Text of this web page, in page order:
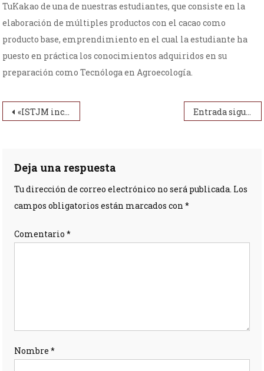
TuKakao de una de nuestras estudiantes, que consiste en la
elaboración de múltiples productos con el cacao como
producto base, emprendimiento en el cual la estudiante ha
puesto en práctica los conocimientos adquiridos en su
preparación como Tecnóloga en Agroecología.
Navegación de entradas
«ISTJM incorpora grupo de Guías Locales para cantones Zamora y Yatzaza en Zamora Chinchipe» Entrada siguiente
Deja una respuesta
Tu dirección de correo electrónico no será publicada. Los
campos obligatorios están marcados con*
Comentario*
Nombre*